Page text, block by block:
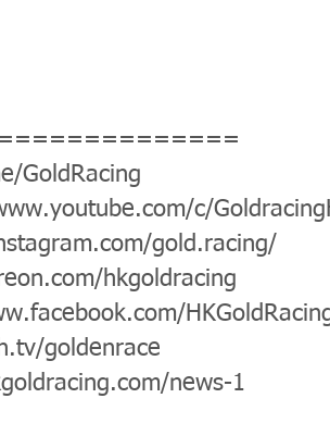
GoldRacing
c/
gold.racing/
hkgoldracing
goldenrace
news-1